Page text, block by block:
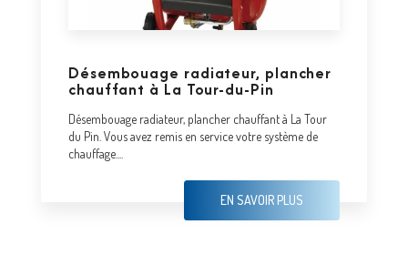
Désembouage radiateur, plancher
chauffant à La Tour-du-Pin
Désembouage radiateur, plancher chauffant à La Tour
du Pin. Vous avez remis en service votre système de
chauffage....
EN SAVOIR PLUS